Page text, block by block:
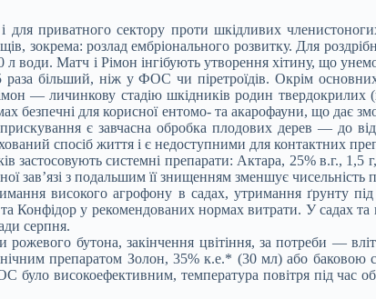
приватного сектору проти шкідливих
зокрема: розлад ембріонального розвитку. Для
л води. Матч і Рімон інгібують утворення хітину, що
раза більший, ніж у ФОС чи піретроїдів. Окрім
— личинкову стадію шкідників родин твердокрилих
для корисної ентомо- та акарофауни, що дає
є завчасна обробка плодових дерев — до
спосіб життя і є недоступними для контактних
застосовують системні препарати: Актара, 25% в.г.,
зав’язі з подальшим її знищенням зменшує
високого агрофону в садах, утримання ґрунту
Конфідор у рекомендованих нормах витрати. У садах
серпня.
бутона, закінчення цвітіння, за потреби —
препаратом Золон, 35% к.е.* (30 мл) або
було високоефективним, температура повітря під